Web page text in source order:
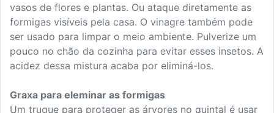
vasos de flores e plantas. Ou ataque diretamente as
formigas visíveis pela casa. O vinagre também pode
ser usado para limpar o meio ambiente. Pulverize um
pouco no chão da cozinha para evitar esses insetos. A
acidez dessa mistura acaba por eliminá-los.
Graxa para eleminar as formigas
Um truque para proteger as árvores no quintal é usar